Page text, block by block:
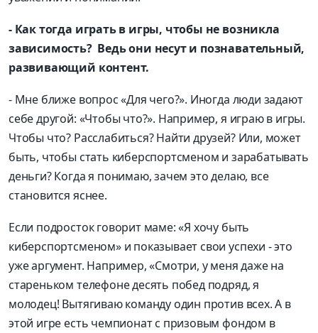
- Как тогда играть в игры, чтобы не возникла
зависимость? Ведь они несут и познавательный,
развивающий контент.
- Мне ближе вопрос «Для чего?». Иногда люди задают
себе другой: «Чтобы что?». Например, я играю в игры.
Чтобы что? Расслабиться? Найти друзей? Или, может
быть, чтобы стать киберспортсменом и зарабатывать
деньги? Когда я понимаю, зачем это делаю, все
становится яснее.
Если подросток говорит маме: «Я хочу быть
киберспортсменом» и показывает свои успехи - это
уже аргумент. Например, «Смотри, у меня даже на
стареньком телефоне десять побед подряд, я
молодец! Вытягиваю команду один против всех. А в
этой игре есть чемпионат с призовым фондом в